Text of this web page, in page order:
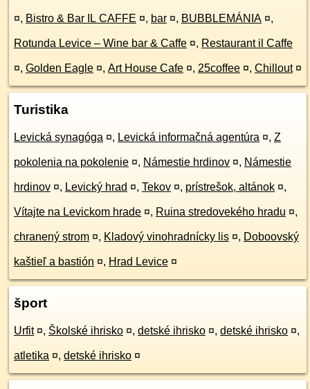
¤, Bistro & Bar IL CAFFE ¤, bar ¤, BUBBLEMÁNIA ¤,
Rotunda Levice – Wine bar & Caffe ¤, Restaurant il Caffe
¤, Golden Eagle ¤, Art House Cafe ¤, 25coffee ¤, Chillout ¤
Turistika
Levická synagóga ¤, Levická informačná agentúra ¤, Z
pokolenia na pokolenie ¤, Námestie hrdinov ¤, Námestie
hrdinov ¤, Levický hrad ¤, Tekov ¤, prístrešok, altánok ¤,
Vítajte na Levickom hrade ¤, Ruina stredovekého hradu ¤,
chranený strom ¤, Kladový vinohradnícky lis ¤, Doboovský
kaštieľ a bastión ¤, Hrad Levice ¤
šport
Urfit ¤, Školské ihrisko ¤, detské ihrisko ¤, detské ihrisko ¤,
atletika ¤, detské ihrisko ¤